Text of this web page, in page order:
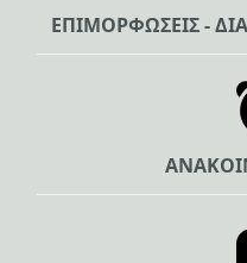
ΕΠΙΜΟΡΦΩΣΕΙΣ -